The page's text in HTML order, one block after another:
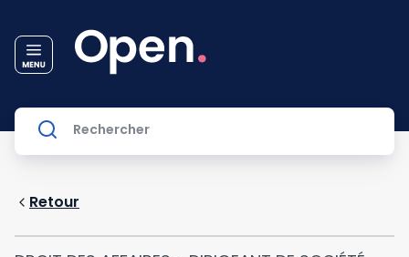
Retour